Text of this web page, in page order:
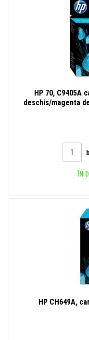
HP 70, C9405A
deschis/magenta
ÎN
HP CH649A,